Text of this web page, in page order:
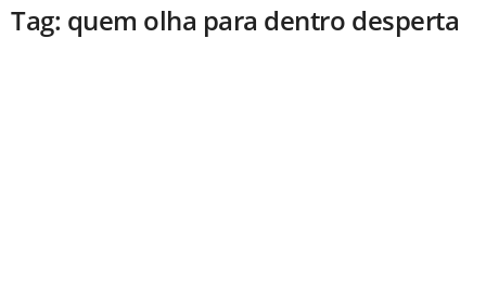
Tag: quem olha para dentro desperta